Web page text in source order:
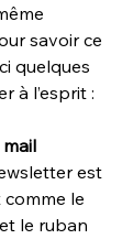
savoir ce
quelques
à l’esprit :
est
comme le
le ruban